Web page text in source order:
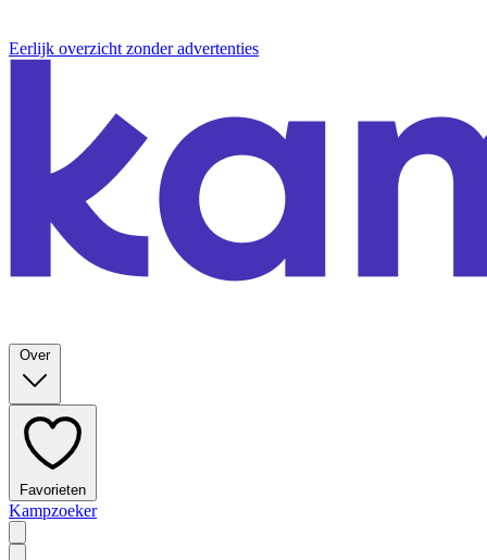
Eerlijk overzicht zonder advertenties
Over
Favorieten
Kampzoeker